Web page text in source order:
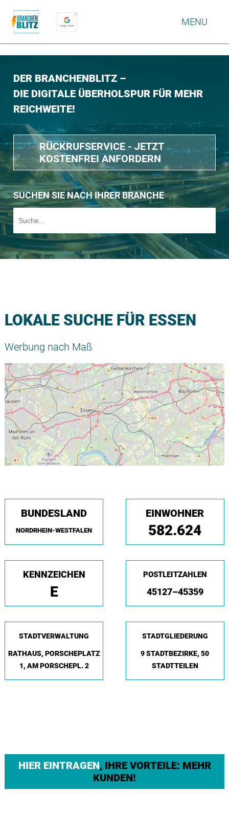
MENU
DER BRANCHENBLITZ –
DIE DIGITALE ÜBERHOLSPUR FÜR MEHR
REICHWEITE!
RÜCKRUFSERVICE - JETZT
KOSTENFREI ANFORDERN
SUCHEN SIE NACH IHRER BRANCHE
LOKALE SUCHE FÜR ESSEN
Werbung nach Maß
BUNDESLAND
NORDRHEIN-WESTFALEN
EINWOHNER
582.624
KENNZEICHEN
E
POSTLEITZAHLEN
45127–45359
STADTVERWALTUNG
RATHAUS, PORSCHEPLATZ
1, AM PORSCHEPL. 2
STADTGLIEDERUNG
9 STADTBEZIRKE, 50
STADTTEILEN
HIER EINTRAGEN, IHRE VORTEILE: MEHR
KUNDEN!